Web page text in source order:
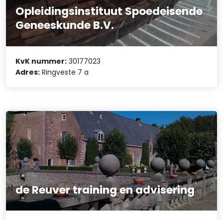
Opleidingsinstituut Spoedeisende
Geneeskunde B.V.
KvK nummer: 30177023
Adres: Ringveste 7 a
de Reuver training en advisering